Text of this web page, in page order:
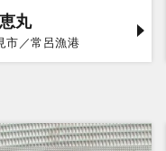
丸
市／常呂漁港